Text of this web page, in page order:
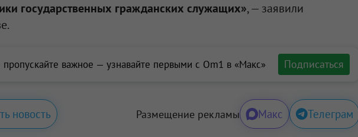
государственных гражданских служащих», — заявили
пропускайте важное — узнавайте первыми с Om1 в «Макс» Подписаться
новость Размещение рекламы Макс Телеграм